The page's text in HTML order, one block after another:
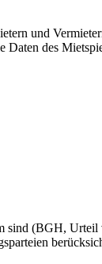
und
des
sind (BGH,